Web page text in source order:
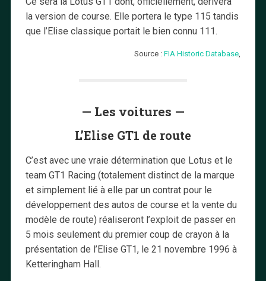
la version de course. Elle portera le type 115 tandis
que l’Elise classique portait le bien connu 111.
Source :FIA Historic Database,
— Les voitures —
L’Elise GT1 de route
C’est avec une vraie détermination que Lotus et le
team GT1 Racing (totalement distinct de la marque
et simplement lié à elle par un contrat pour le
développement des autos de course et la vente du
modèle de route) réaliseront l’exploit de passer en
5 mois seulement du premier coup de crayon à la
présentation de l’Elise GT1, le 21 novembre 1996 à
Ketteringham Hall.